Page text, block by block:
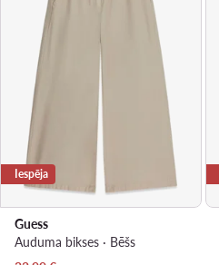
Iespēja
Guess
Auduma bikses · Bēšs